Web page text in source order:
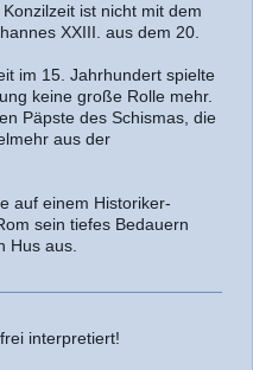
ist nicht mit dem
XXIII. aus dem 20.
im 15. Jahrhundert spielte
keine große Rolle mehr.
Päpste des Schismas, die
aus der
auf einem Historiker-
sein tiefes Bedauern
Hus aus.
interpretiert!